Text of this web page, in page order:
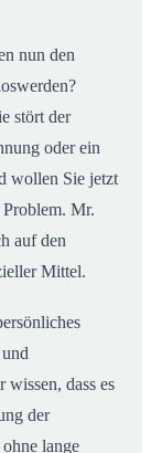
nun den
stört der
oder ein
wollen Sie jetzt
Problem. Mr.
auf den
Mittel.
dass es
der
lange